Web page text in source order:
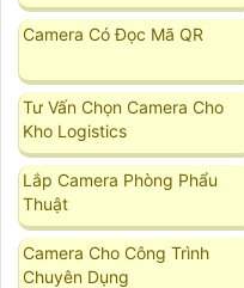
Camera Có Đọc Mã QR
Tư Vấn Chọn Camera Cho
Kho Logistics
Lắp Camera Phòng Phẩu
Thuật
Camera Cho Công Trình
Chuyên Dụng